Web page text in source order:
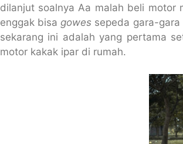
dilanjut soalnya Aa malah beli
enggak bisa gowes sepeda gara-
sekarang ini adalah yang pertama
motor kakak ipar di rumah.